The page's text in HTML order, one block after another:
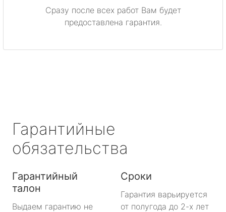
Сразу после всех работ Вам будет
предоставлена гарантия.
Гарантийные
обязательства
Гарантийный
талон
Выдаем гарантию не
Сроки
Гарантия варьируется
от полугода до 2-х лет